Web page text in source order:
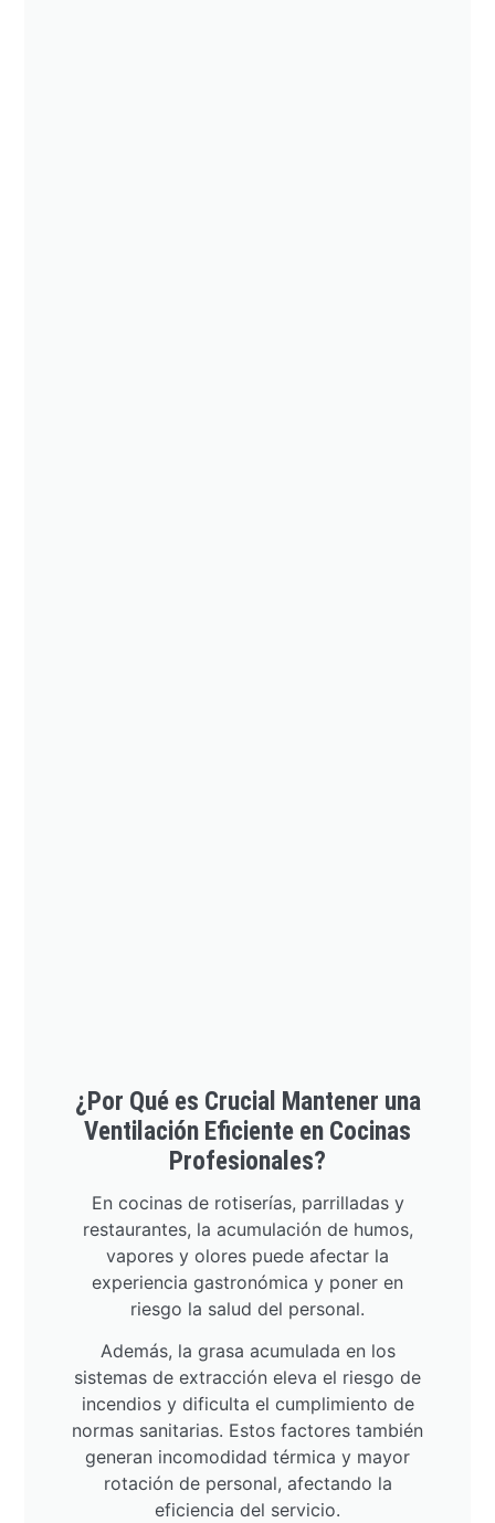
¿Por Qué es Crucial Mantener una
Ventilación Eficiente en Cocinas
Profesionales?
En cocinas de rotiserías, parrilladas y
restaurantes, la acumulación de humos,
vapores y olores puede afectar la
experiencia gastronómica y poner en
riesgo la salud del personal.
Además, la grasa acumulada en los
sistemas de extracción eleva el riesgo de
incendios y dificulta el cumplimiento de
normas sanitarias. Estos factores también
generan incomodidad térmica y mayor
rotación de personal, afectando la
eficiencia del servicio.